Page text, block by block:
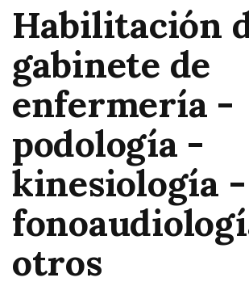
Nación
Habilitación
gabinete de
enfermería -
podología -
kinesiología -
otros